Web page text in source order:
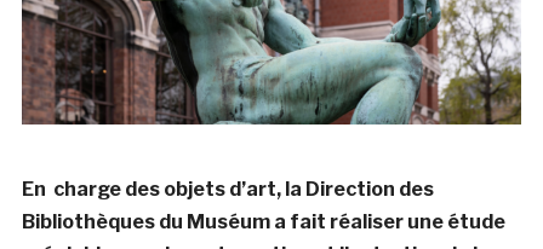
En charge des objets d’art, la Direction des
Bibliothèques du Muséum a fait réaliser une étude